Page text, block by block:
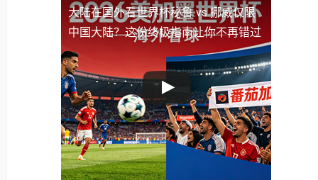
大陆在国外看世界杯秘鲁 vs 挪威仅限
中国大陆？这份终极指南让你不再错过